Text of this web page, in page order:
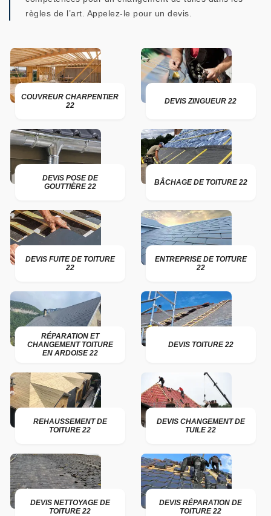
règles de l’art. Appelez-le pour un devis.
COUVREUR CHARPENTIER
22
DEVIS ZINGUEUR 22
DEVIS POSE DE
GOUTTIÈRE 22
BÂCHAGE DE TOITURE 22
DEVIS FUITE DE TOITURE
22
ENTREPRISE DE TOITURE
22
RÉPARATION ET
CHANGEMENT TOITURE
EN ARDOISE 22
DEVIS TOITURE 22
REHAUSSEMENT DE
TOITURE 22
DEVIS CHANGEMENT DE
TUILE 22
DEVIS NETTOYAGE DE
TOITURE 22
DEVIS RÉPARATION DE
TOITURE 22